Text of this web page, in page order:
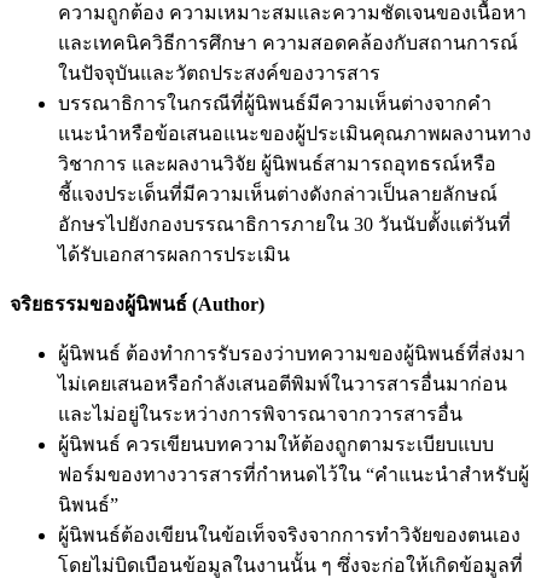
ความถูกต้อง ความเหมาะสมและความชัดเจนของเนื้อหา
และเทคนิควิธีการศึกษา ความสอดคล้องกับสถานการณ์
ในปัจจุบันและวัตถประสงค์ของวารสาร
บรรณาธิการในกรณีที่ผู้นิพนธ์มีความเห็นต่างจากคำ
แนะนำหรือข้อเสนอแนะของผู้ประเมินคุณภาพผลงานทาง
วิชาการ และผลงานวิจัย ผู้นิพนธ์สามารถอุทธรณ์หรือ
ชี้แจงประเด็นที่มีความเห็นต่างดังกล่าวเป็นลายลักษณ์
อักษรไปยังกองบรรณาธิการภายใน 30 วันนับตั้งแต่วันที่
ได้รับเอกสารผลการประเมิน
จริยธรรมของผู้นิพนธ์ (Author)
ผู้นิพนธ์ ต้องทำการรับรองว่าบทความของผู้นิพนธ์ที่ส่งมา
ไม่เคยเสนอหรือกำลังเสนอตีพิมพ์ในวารสารอื่นมาก่อน
และไม่อยู่ในระหว่างการพิจารณาจากวารสารอื่น
ผู้นิพนธ์ ควรเขียนบทความให้ต้องถูกตามระเบียบแบบ
ฟอร์มของทางวารสารที่กำหนดไว้ใน “คำแนะนำสำหรับผู้
นิพนธ์”
ผู้นิพนธ์ต้องเขียนในข้อเท็จจริงจากการทำวิจัยของตนเอง
โดยไม่บิดเบือนข้อมูลในงานนั้น ๆ ซึ่งจะก่อให้เกิดข้อมูลที่